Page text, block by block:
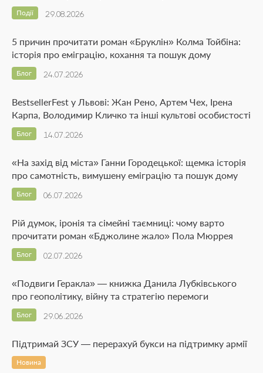
29.08.2026
Події
5 причин прочитати роман «Бруклін» Колма Тойбіна:
історія про еміграцію, кохання та пошук дому
24.07.2026
Блог
BestsellerFest у Львові: Жан Рено, Артем Чех, Ірена
Карпа, Володимир Кличко та інші культові особистості
14.07.2026
Блог
«На захід від міста» Ганни Городецької: щемка історія
про самотність, вимушену еміграцію та пошук дому
06.07.2026
Блог
Рій думок, іронія та сімейні таємниці: чому варто
прочитати роман «Бджолине жало» Пола Мюррея
02.07.2026
Блог
«Подвиги Геракла» — книжка Данила Лубківського
про геополітику, війну та стратегію перемоги
29.06.2026
Блог
Підтримай ЗСУ — перерахуй букси на підтримку армії
Новина